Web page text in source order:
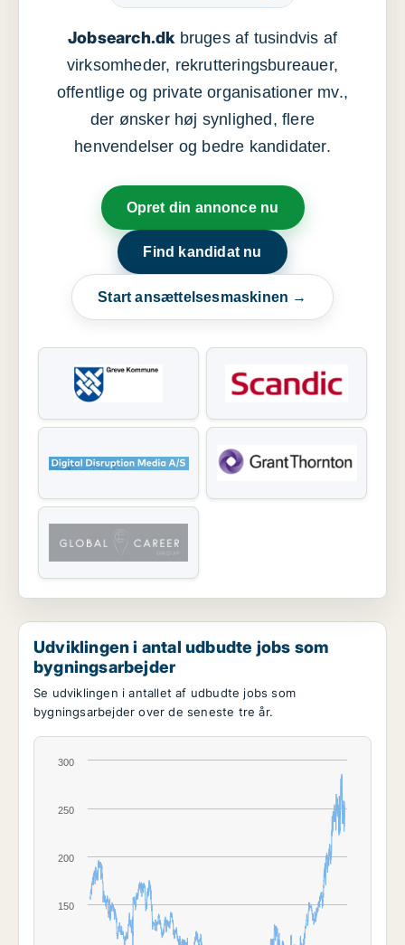
Jobsearch.dkbruges af tusindvis af
virksomheder, rekrutteringsbureauer,
offentlige og private organisationer mv.,
der ønsker høj synlighed, flere
henvendelser og bedre kandidater.
Opret din annonce nu
Find kandidat nu
Start ansættelsesmaskinen →
Udviklingen i antal udbudte jobs som
bygningsarbejder
Se udviklingen i antallet af udbudte jobs som
bygningsarbejder over de seneste tre år.
150
200
250
300